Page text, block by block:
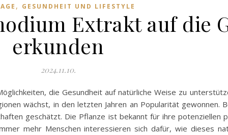
, GESUNDHEIT UND LIFESTYLE
Extrakt auf die
erkunden
2024.11.10.
die Gesundheit auf natürliche Weise zu
wächst, in den letzten Jahren an Popularität gewonnen.
geschätzt. Die Pflanze ist bekannt für ihre potenziellen
mehr Menschen interessieren sich dafür, wie dieses